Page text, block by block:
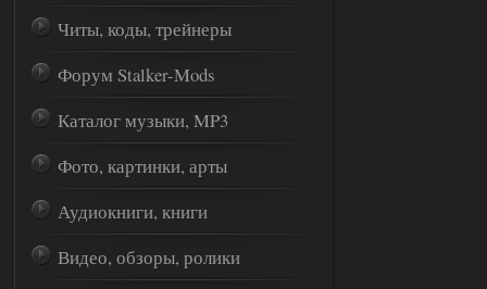
Читы, коды, трейнеры
Форум Stalker-Mods
Каталог музыки, MP3
Фото, картинки, арты
Аудиокниги, книги
Видео, обзоры, ролики